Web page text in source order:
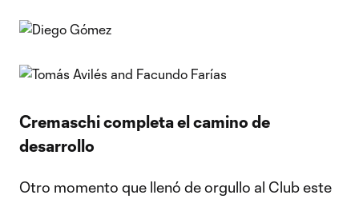
Cremaschi completa el camino de
desarrollo
Otro momento que llenó de orgullo al Club este